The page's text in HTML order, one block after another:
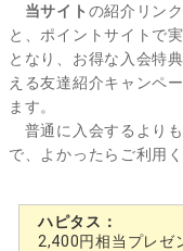
当サイト の紹介リン
と、ポイントサイトで
となり、お得な入会特
える友達紹介キャンペ
ます。
普通に入会するより
で、よかったらご利用く
ハピタス：
2,400円相当プレゼ